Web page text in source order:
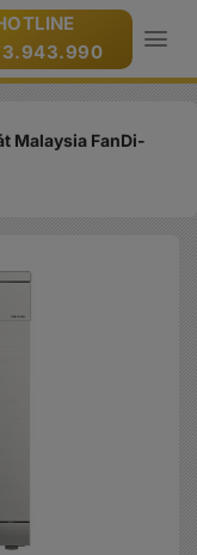
Malaysia FanDi-